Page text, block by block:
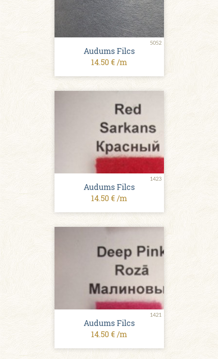
5052
Audums Filcs
14.50 € /m
1423
Audums Filcs
14.50 € /m
1421
Audums Filcs
14.50 € /m